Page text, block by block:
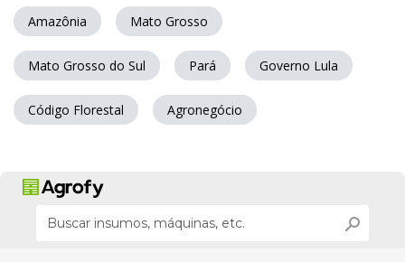
Amazônia Mato Grosso
Mato Grosso do Sul Pará Governo Lula
Código Florestal Agronegócio